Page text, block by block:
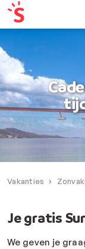
Vakanties
Je gratis
We geven je